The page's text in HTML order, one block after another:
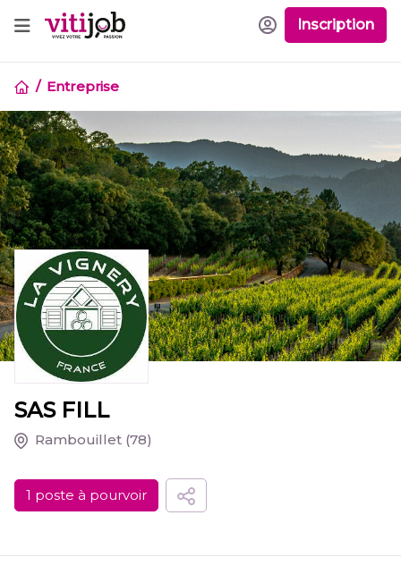
Inscription
Entreprise
SAS FILL
Rambouillet (78)
1 poste à pourvoir